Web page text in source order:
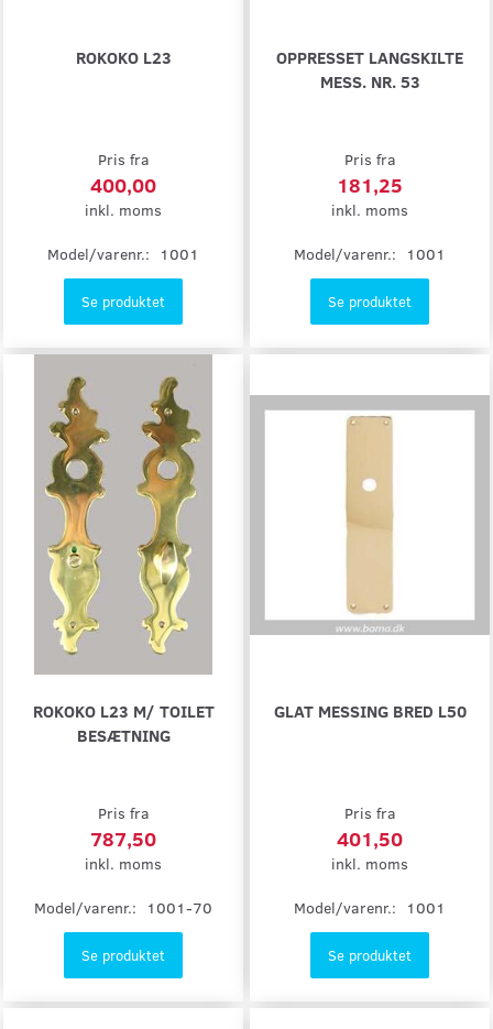
ROKOKO L23
Pris fra
400,00
inkl. moms
Model/varenr.: 1001
Se produktet
OPPRESSET LANGSKILTE
MESS. NR. 53
Pris fra
181,25
inkl. moms
Model/varenr.: 1001
Se produktet
ROKOKO L23 M/ TOILET
BESÆTNING
Pris fra
787,50
inkl. moms
Model/varenr.: 1001-70
Se produktet
GLAT MESSING BRED L50
Pris fra
401,50
inkl. moms
Model/varenr.: 1001
Se produktet